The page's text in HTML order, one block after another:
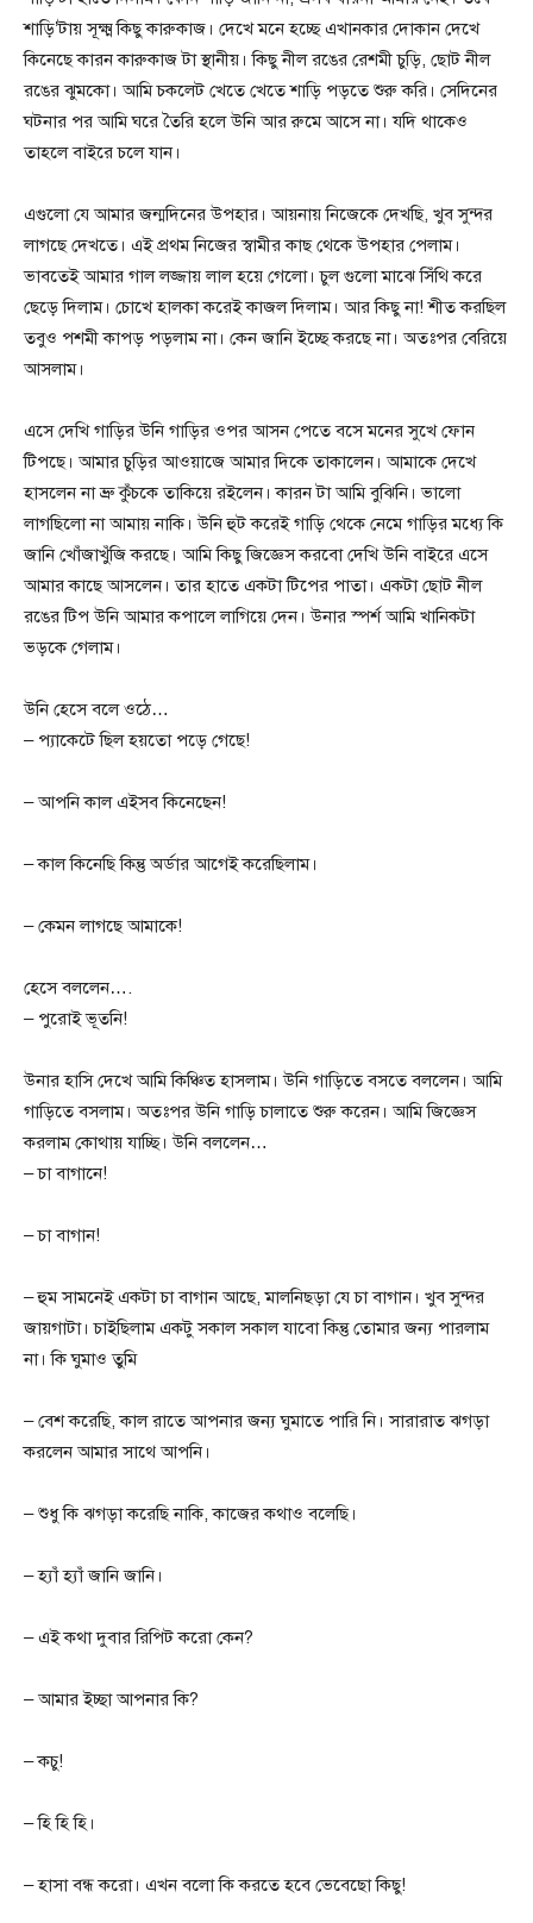
শাড়ি’টায় সূক্ষ্ম কিছু কারুকাজ। দেখে মনে হচ্ছে এখানকার দোকান দেখে
কিনেছে কারন কারুকাজ টা স্থানীয়। কিছু নীল রঙের রেশমী চুড়ি, ছোট নীল
রঙের ঝুমকো। আমি চকলেট খেতে খেতে শাড়ি পড়তে শুরু করি। সেদিনের
ঘটনার পর আমি ঘরে তৈরি হলে উনি আর রুমে আসে না। যদি থাকেও
তাহলে বাইরে চলে যান।
এগুলো যে আমার জন্মদিনের উপহার। আয়নায় নিজেকে দেখছি, খুব সুন্দর
লাগছে দেখতে। এই প্রথম নিজের স্বামীর কাছ থেকে উপহার পেলাম।
ভাবতেই আমার গাল লজ্জায় লাল হয়ে গেলো। চুল গুলো মাঝে সিঁথি করে
ছেড়ে দিলাম। চোখে ‌হালকা করেই কাজল দিলাম। আর কিছু না! শীত করছিল
তবুও পশমী কাপড় পড়লাম না। কেন জানি ইচ্ছে করছে না। অতঃপর বেরিয়ে
আসলাম।
এসে দেখি গাড়ির উনি গাড়ির ওপর আসন পেতে বসে মনের সুখে ফোন
টিপছে। আমার চুড়ির আওয়াজে আমার দিকে তাকালেন। আমাকে দেখে
হাসলেন না ভ্রু কুঁচকে তাকিয়ে রইলেন। কারন টা আমি বুঝিনি। ভালো
লাগছিলো না আমায় নাকি। উনি হুট করেই গাড়ি থেকে নেমে গাড়ির মধ্যে কি
জানি খোঁজাখুঁজি করছে। আমি কিছু জিজ্ঞেস করবো দেখি উনি বাইরে এসে
আমার কাছে আসলেন। তার হাতে একটা টিপের পাতা। একটা ছোট নীল
রঙের টিপ উনি আমার কপালে লাগিয়ে দেন। উনার স্পর্শ আমি খানিকটা
ভড়কে গেলাম।
উনি হেসে বলে ওঠে…
– প্যাকেটে ছিল হয়তো পড়ে গেছে!
– আপনি কাল এইসব কিনেছেন!
– কাল কিনেছি কিন্তু অর্ডার আগেই করেছিলাম।
– কেমন লাগছে আমাকে!
হেসে বললেন….
– পুরোই ভূতনি!
উনার হাসি দেখে আমি কিঞ্চিত হাসলাম। উনি গাড়িতে বসতে বললেন। আমি
গাড়িতে বসলাম। অতঃপর উনি গাড়ি চালাতে শুরু করেন। আমি জিজ্ঞেস
করলাম কোথায় যাচ্ছি। উনি বললেন…
– চা বাগানে!
– চা বাগান!
– হুম সামনেই একটা চা বাগান আছে, মালনিছড়া যে চা বাগান। খুব সুন্দর
জায়গাটা।‌ চাইছিলাম একটু সকাল সকাল যাবো কিন্তু তোমার জন্য পারলাম
না। কি ঘুমাও তুমি ‌
– বেশ করেছি, কাল রাতে আপনার জন্য ঘুমাতে পারি নি। সারারাত ঝগড়া
করলেন আমার সাথে আপনি।‌
– শুধু কি ঝগড়া করেছি নাকি, কাজের কথাও বলেছি।
– হ্যাঁ হ্যাঁ জানি জানি।
– এই কথা দুবার রিপিট করো কেন?
– আমার ইচ্ছা আপনার কি?
– কচু!
– হি হি হি।
– হাসা বন্ধ করো। এখন বলো কি করতে হবে ভেবেছো কিছু!